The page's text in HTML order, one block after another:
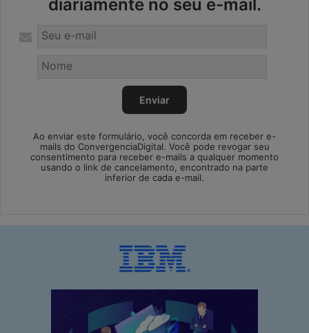
diariamente no seu e-mail.
Ao enviar este formulário, você concorda em receber e-
mails do ConvergenciaDigital. Você pode revogar seu
consentimento para receber e-mails a qualquer momento
usando o link de cancelamento, encontrado na parte
inferior de cada e-mail.